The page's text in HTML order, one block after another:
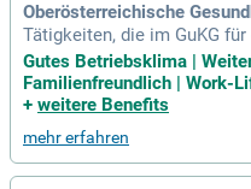
Oberösterreichische
Tätigkeiten, die im GuKG
nd; Alltagsbegleitung und
urierung der Bewohner
Gutes Betriebsklima |
Familienfreundlich | Work-
+ weitere Benefits
mehr erfahren